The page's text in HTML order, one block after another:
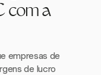
com a
empresas de
de lucro